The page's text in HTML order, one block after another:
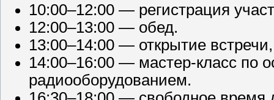
10:00–12:00 — регистрация
12:00–13:00 — обед.
13:00–14:00 — открытие
14:00–16:00 — мастер-класс по
радиооборудованием.